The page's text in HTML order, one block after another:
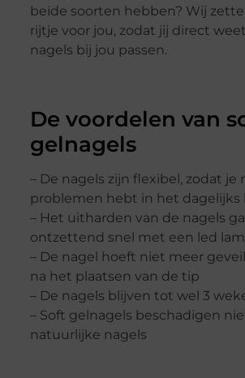
beide soorten hebben? Wij
rijtje voor jou, zodat jij direct
nagels bij jou passen.
De voordelen van
gelnagels
– De nagels zijn flexibel, zodat je
problemen hebt in het dagelijks
– Het uitharden van de nagels
ontzettend snel met een led
– De nagel hoeft niet meer
na het plaatsen van de tip
– De nagels blijven tot wel 3
– Soft gelnagels beschadigen
natuurlijke nagels